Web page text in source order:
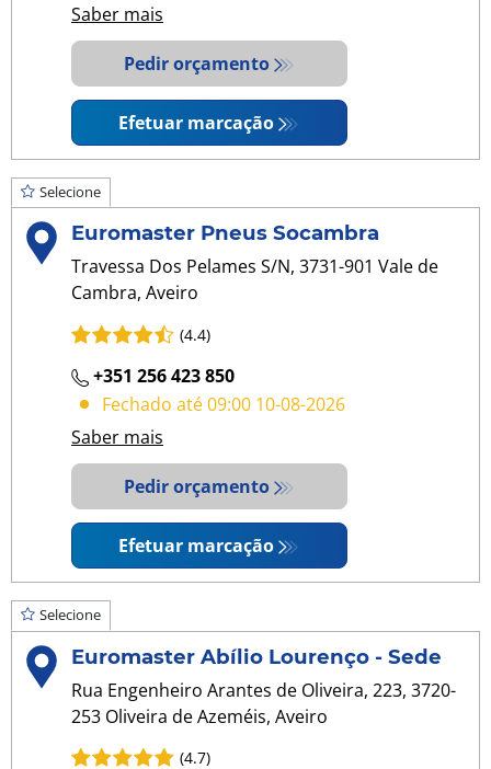
Saber mais
Pedir orçamento
Efetuar marcação
Selecione
Euromaster Pneus Socambra
Travessa Dos Pelames S/N, 3731-901 Vale de
Cambra, Aveiro
(4.4)
+351 256 423 850
Fechado até 09:00 10-08-2026
Saber mais
Pedir orçamento
Efetuar marcação
Selecione
Euromaster Abílio Lourenço - Sede
Rua Engenheiro Arantes de Oliveira, 223, 3720-
253 Oliveira de Azeméis, Aveiro
(4.7)